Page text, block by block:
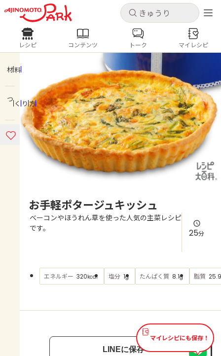
キャンセル
ログインするとレシピを保存できます
新規登録
ホーム
コンテンツ
レシピ
よくあるお問い合わせ
AJINOMOTO PARK とは
キャンセル
レシピ コンテンツ
人気の食材・レシピ
きゅうり なす トマト
とうもろこし
ピーマン
みょうが ゴーヤ
レシピ コンテンツ トーク マイレシピ
材料
つくり方
お手軽ポタージュキッシュ
ベーコンやほうれん草を使った人気の主菜レシピ
です。
25分
エネルギー 320kcal 塩分 1g たんぱく質 8.1g 脂質 25.9
マイレシピにも保存！
LINEに保存